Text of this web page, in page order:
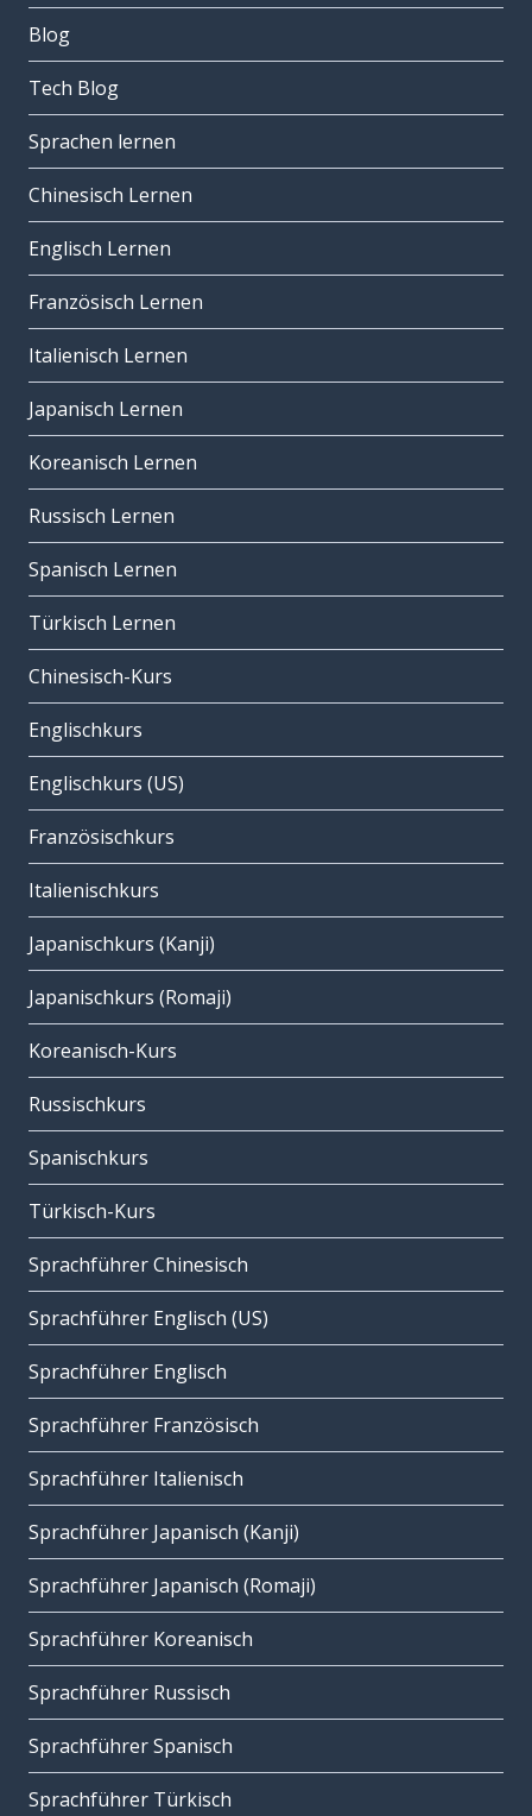
Blog
Tech Blog
Sprachen lernen
Chinesisch Lernen
Englisch Lernen
Französisch Lernen
Italienisch Lernen
Japanisch Lernen
Koreanisch Lernen
Russisch Lernen
Spanisch Lernen
Türkisch Lernen
Chinesisch-Kurs
Englischkurs
Englischkurs (US)
Französischkurs
Italienischkurs
Japanischkurs (Kanji)
Japanischkurs (Romaji)
Koreanisch-Kurs
Russischkurs
Spanischkurs
Türkisch-Kurs
Sprachführer Chinesisch
Sprachführer Englisch (US)
Sprachführer Englisch
Sprachführer Französisch
Sprachführer Italienisch
Sprachführer Japanisch (Kanji)
Sprachführer Japanisch (Romaji)
Sprachführer Koreanisch
Sprachführer Russisch
Sprachführer Spanisch
Sprachführer Türkisch